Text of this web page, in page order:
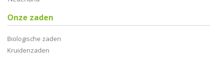
Onze zaden
Biologische zaden
Kruidenzaden